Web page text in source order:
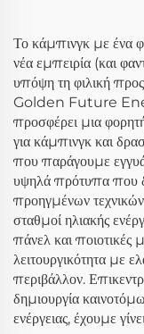
Το κάμπινγκ με ένα
νέα εμπειρία (και
υπόψη τη φιλική
Golden Future
προσφέρει μια
για κάμπινγκ και
που παράγουμε
υψηλά πρότυπα που
προηγμένων τεχνικών
σταθμοί ηλιακής
πάνελ και ποιοτικές
λειτουργικότητα με
περιβάλλον.
δημιουργία
ενέργειας, έχουμε